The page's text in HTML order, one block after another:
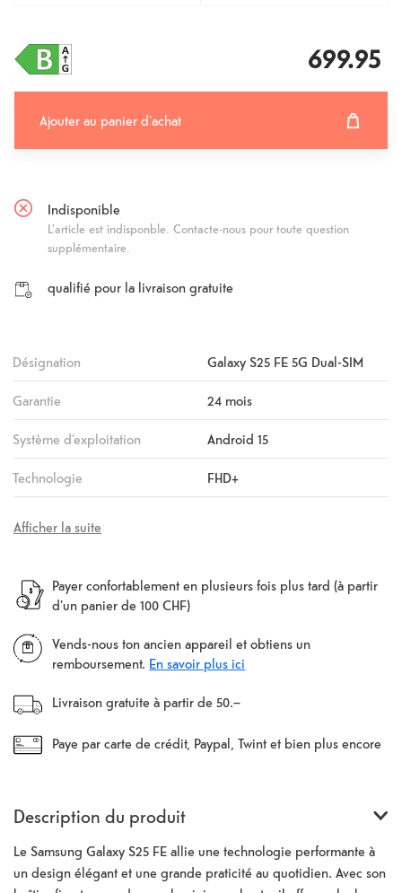
699.95
Ajouter au panier d'achat
Indisponible
L'article est indisponble. Contacte-nous pour toute question
supplémentaire.
qualifié pour la livraison gratuite
Désignation Galaxy S25 FE 5G Dual-SIM
Garantie 24 mois
Système d'exploitation Android 15
Technologie FHD+
Afficher la suite
Payer confortablement en plusieurs fois plus tard (à partir
d'un panier de 100 CHF)
Vends-nous ton ancien appareil et obtiens un
remboursement. En savoir plus ici
Livraison gratuite à partir de 50.–
Paye par carte de crédit, Paypal, Twint et bien plus encore
Description du produit
Le Samsung Galaxy S25 FE allie une technologie performante à
un design élégant et une grande praticité au quotidien. Avec son